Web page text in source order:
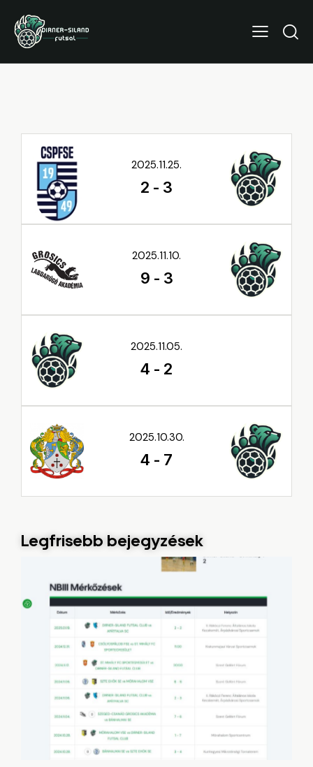
2025.11.25.
2 - 3
2025.11.10.
9 - 3
2025.11.05.
4 - 2
2025.10.30.
4 - 7
Legfrisebb bejegyzések